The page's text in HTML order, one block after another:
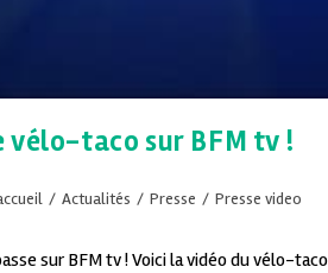
vélo-taco sur BFM tv !
/ Actualités / Presse / Presse video
sur BFM tv ! Voici la vidéo du vélo-